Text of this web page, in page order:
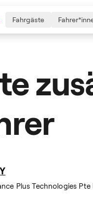
Fahrgäste
Plus Technologies Pte